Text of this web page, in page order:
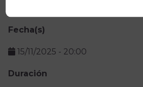
Fecha(s)
15/11/2025 - 20:00
Duración